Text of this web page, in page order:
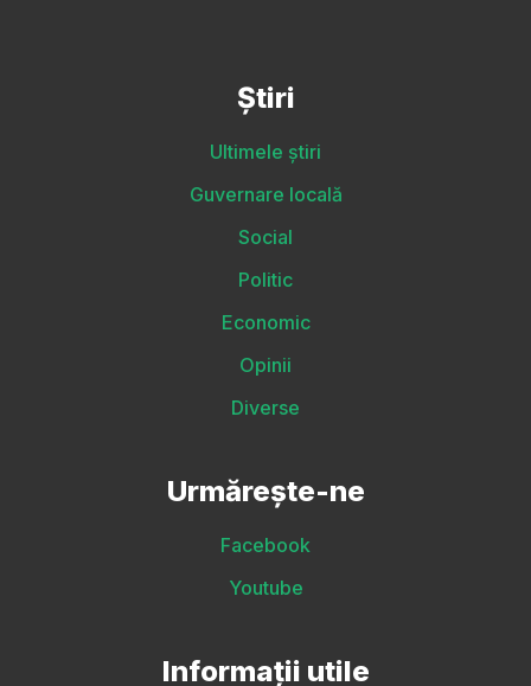
Știri
Ultimele știri
Guvernare locală
Social
Politic
Economic
Opinii
Diverse
Urmărește-ne
Facebook
Youtube
Informații utile